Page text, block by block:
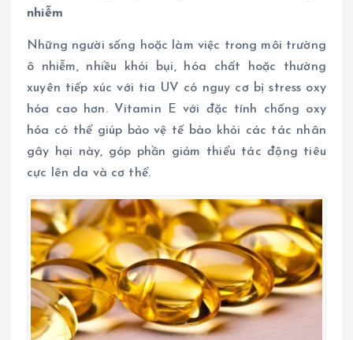
nhiễm
Những người sống hoặc làm việc trong môi trường
ô nhiễm, nhiều khói bụi, hóa chất hoặc thường
xuyên tiếp xúc với tia UV có nguy cơ bị stress oxy
hóa cao hơn. Vitamin E với đặc tính chống oxy
hóa có thể giúp bảo vệ tế bào khỏi các tác nhân
gây hại này, góp phần giảm thiểu tác động tiêu
cực lên da và cơ thể.